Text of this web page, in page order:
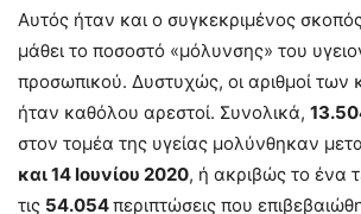
Αυτός ήταν και ο συγκεκριμένος
μάθει το ποσοστό «μόλυνσης» του
προσωπικού. Δυστυχώς, οι αριθμοί των
ήταν καθόλου αρεστοί. Συνολικά,
στον τομέα της υγείας μολύνθηκαν
και 14 Ιουνίου 2020, ή ακριβώς το ένα
τις 54.054περιπτώσεις που